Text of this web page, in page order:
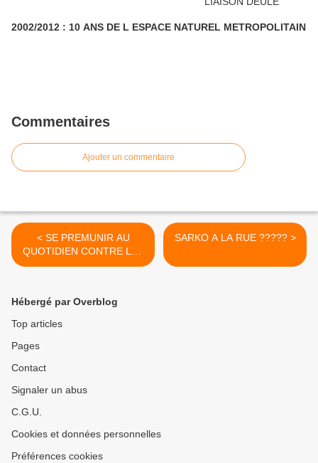
2002/2012 : 10 ANS DE L ESPACE NATUREL METROPOLITAIN
Commentaires
Ajouter un commentaire
< SE PREMUNIR AU
QUOTIDIEN CONTRE LES
OGM
SARKO A LA RUE ????? >
Hébergé par Overblog
Top articles
Pages
Contact
Signaler un abus
C.G.U.
Cookies et données personnelles
Préférences cookies